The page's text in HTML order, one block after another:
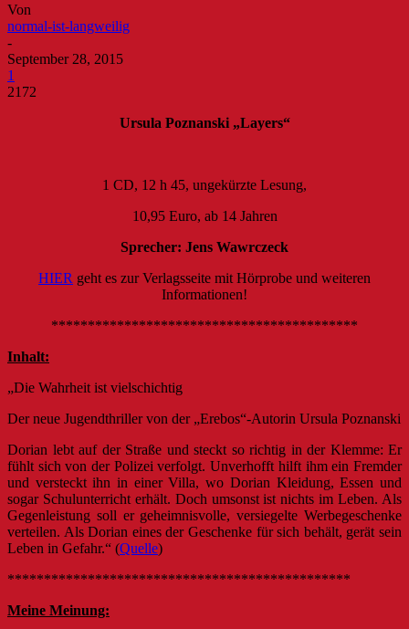
Von
normal-ist-langweilig
-
September 28, 2015
1
2172
Ursula Poznanski „Layers“
1 CD, 12 h 45, ungekürzte Lesung,
10,95 Euro, ab 14 Jahren
Sprecher: Jens Wawrczeck
HIER geht es zur Verlagsseite mit Hörprobe und weiteren
Informationen!
******************************************
Inhalt:
„Die Wahrheit ist vielschichtig
Der neue Jugendthriller von der „Erebos“-Autorin Ursula Poznanski
Dorian lebt auf der Straße und steckt so richtig in der Klemme: Er
fühlt sich von der Polizei verfolgt. Unverhofft hilft ihm ein Fremder
und versteckt ihn in einer Villa, wo Dorian Kleidung, Essen und
sogar Schulunterricht erhält. Doch umsonst ist nichts im Leben. Als
Gegenleistung soll er geheimnisvolle, versiegelte Werbegeschenke
verteilen. Als Dorian eines der Geschenke für sich behält, gerät sein
Leben in Gefahr.“ (Quelle)
***********************************************
Meine Meinung: